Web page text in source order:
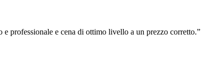
professionale e cena di ottimo livello a un prezzo corretto.”